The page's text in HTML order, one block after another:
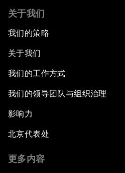
关于我们
我们的策略
关于我们
我们的工作方式
我们的领导团队与组织治理
影响力
北京代表处
更多内容